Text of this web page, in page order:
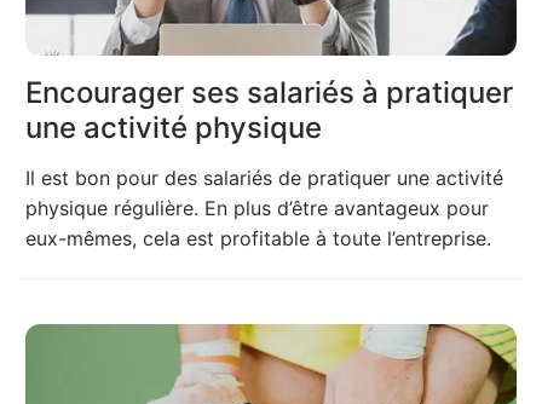
Encourager ses salariés à pratiquer
une activité physique
Il est bon pour des salariés de pratiquer une activité
physique régulière. En plus d’être avantageux pour
eux-mêmes, cela est profitable à toute l’entreprise.